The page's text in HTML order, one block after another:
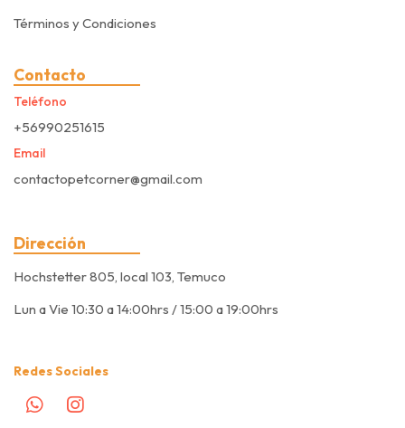
Términos y Condiciones
Contacto
Teléfono
+56990251615
Email
contactopetcorner@gmail.com
Dirección
Hochstetter 805, local 103, Temuco
Lun a Vie 10:30 a 14:00hrs / 15:00 a 19:00hrs
Redes Sociales